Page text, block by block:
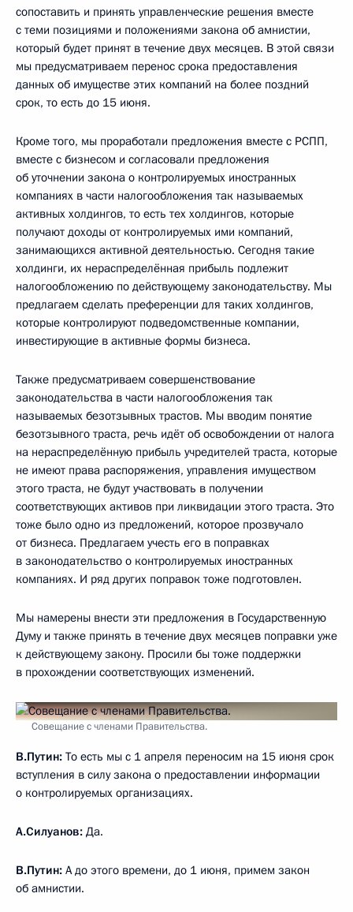
сопоставить и принять управленческие решения вместе
с теми позициями и положениями закона об амнистии,
который будет принят в течение двух месяцев. В этой связи
мы предусматриваем перенос срока предоставления
данных об имуществе этих компаний на более поздний
срок, то есть до 15 июня.
Кроме того, мы проработали предложения вместе с РСПП,
вместе с бизнесом и согласовали предложения
об уточнении закона о контролируемых иностранных
компаниях в части налогообложения так называемых
активных холдингов, то есть тех холдингов, которые
получают доходы от контролируемых ими компаний,
занимающихся активной деятельностью. Сегодня такие
холдинги, их нераспределённая прибыль подлежит
налогообложению по действующему законодательству. Мы
предлагаем сделать преференции для таких холдингов,
которые контролируют подведомственные компании,
инвестирующие в активные формы бизнеса.
Также предусматриваем совершенствование
законодательства в части налогообложения так
называемых безотзывных трастов. Мы вводим понятие
безотзывного траста, речь идёт об освобождении от налога
на нераспределённую прибыль учредителей траста, которые
не имеют права распоряжения, управления имуществом
этого траста, не будут участвовать в получении
соответствующих активов при ликвидации этого траста. Это
тоже было одно из предложений, которое прозвучало
от бизнеса. Предлагаем учесть его в поправках
в законодательство о контролируемых иностранных
компаниях. И ряд других поправок тоже подготовлен.
Мы намерены внести эти предложения в Государственную
Думу и также принять в течение двух месяцев поправки уже
к действующему закону. Просили бы тоже поддержки
в прохождении соответствующих изменений.
Совещание с членами Правительства.
В.Путин: То есть мы с 1 апреля переносим на 15 июня срок
вступления в силу закона о предоставлении информации
о контролируемых организациях.
А.Силуанов: Да.
В.Путин: А до этого времени, до 1 июня, примем закон
об амнистии.